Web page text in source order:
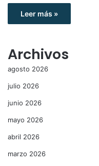
Leer más »
Archivos
agosto 2026
julio 2026
junio 2026
mayo 2026
abril 2026
marzo 2026